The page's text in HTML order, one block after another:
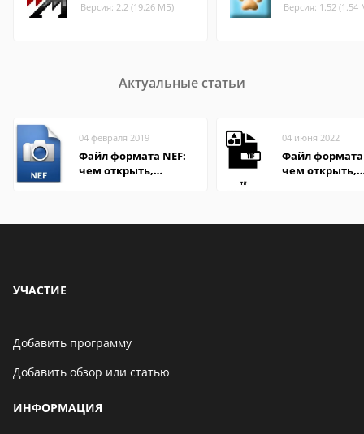
Версия: 2.2 (19.26 МБ) Версия: 1.52 (1.54
Актуальные статьи
04 февраля 2019
Файл формата NEF:
чем открыть,
04 июня 2022
Файл формата
чем открыть,
УЧАСТИЕ
Добавить программу
Добавить обзор или статью
ИНФОРМАЦИЯ